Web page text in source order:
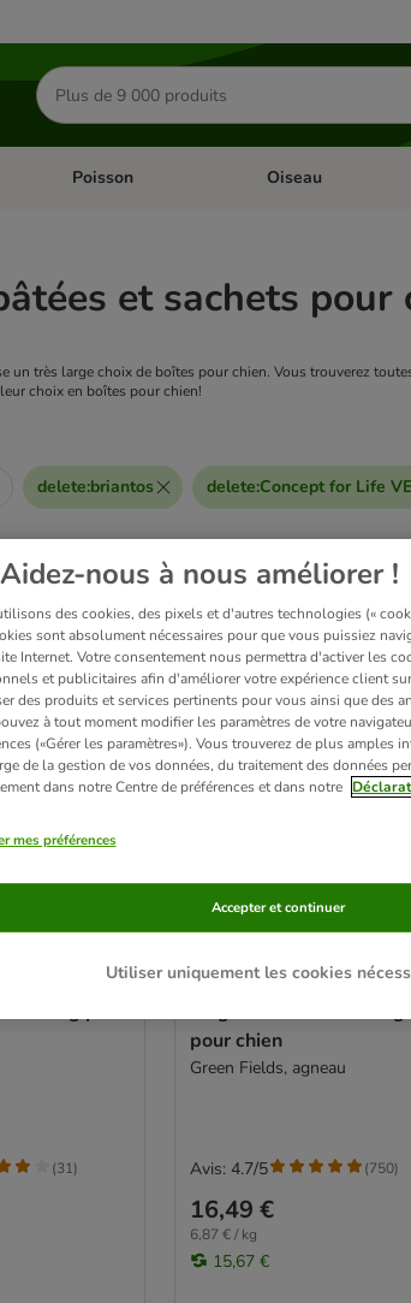
Rechercher
des
produits
Dérouler les catégories: Rongeur & Co
Poisson Dérouler les
Oiseau
et sachets
un très large choix de boîtes pour chien. Vous trouverez
choix en boîtes pour chien!
delete:briantos delete:Concept for Life
201
been changed
Adult
x 400 g pour
(31)
Sélection zooplus
Wolf of Wilderness
pour chien
Green Fields, agneau
16,49 €
6,87 € / kg
15,67 €
Avis: 4.7/5 (750)
Aidez-nous à nous améliorer !
des cookies, des pixels et d'autres technologies («
sont absolument nécessaires pour que vous puissiez
Internet. Votre consentement nous permettra d'activer les
et publicitaires afin d'améliorer votre expérience client
des produits et services pertinents pour vous ainsi que des
à tout moment modifier les paramètres de votre
(«Gérer les paramètres»). Vous trouverez de plus amples
de la gestion de vos données, du traitement des données
dans notre Centre de préférences et dans notre
mes préférences
Utiliser uniquement les cookies
Accepter et continuer